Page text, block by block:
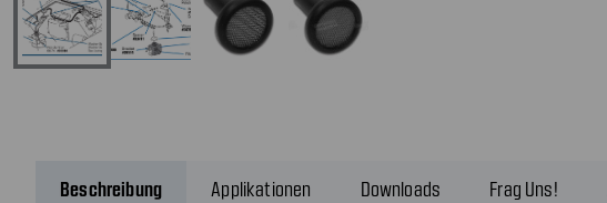
Beschreibung Applikationen Downloads Frag Uns!